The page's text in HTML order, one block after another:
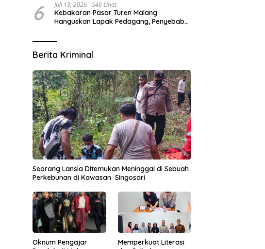
6 Juli 13, 2026 549 Lihat
Kebakaran Pasar Turen Malang
Hanguskan Lapak Pedagang, Penyebab
Berita Kriminal
Seorang Lansia Ditemukan Meninggal di Sebuah
Perkebunan di Kawasan Singosari
Oknum Pengajar
Memperkuat Literasi